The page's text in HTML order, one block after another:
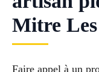
Mitre
Faire appel à un